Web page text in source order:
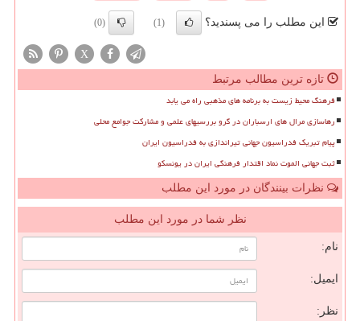
این مطلب را می پسندید؟ (1)
(0)
X
تازه ترین مطالب مرتبط
فرهنگ محیط زیست به برنامه های مذهبی راه می یابد
رهاسازی مرال های ارسباران در گرو بررسیهای علمی و مشارکت جوامع محلی
پیام تبریک فدراسیون جهانی تیراندازی به فدراسیون ایران
ثبت جهانی الموت نماد اقتدار فرهنگی ایران در یونسکو
نظرات بینندگان در مورد این مطلب
نظر شما در مورد این مطلب
نام:
ایمیل:
نظر: